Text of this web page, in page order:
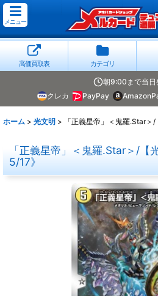
メニュー
高価買取表 カテゴリ
朝9:00まで当日
クレカ
PayPay
ホーム > 光文明 > 「正義星帝」＜鬼羅.Star＞
「正義星帝」＜鬼羅.Star＞/【
5/17》